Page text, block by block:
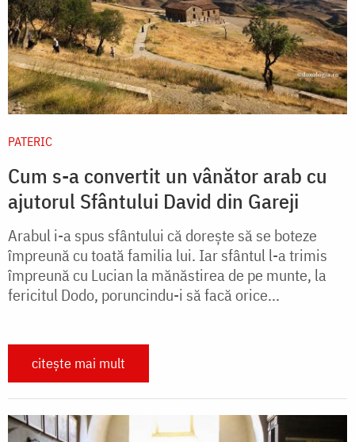
PATERIC
Cum s-a convertit un vânător arab cu
ajutorul Sfântului David din Gareji
Arabul i-a spus sfântului că doreşte să se boteze
împreună cu toată familia lui. Iar sfântul l-a trimis
împreună cu Lucian la mănăstirea de pe munte, la
fericitul Dodo, poruncindu-i să facă orice...
citește mai mult